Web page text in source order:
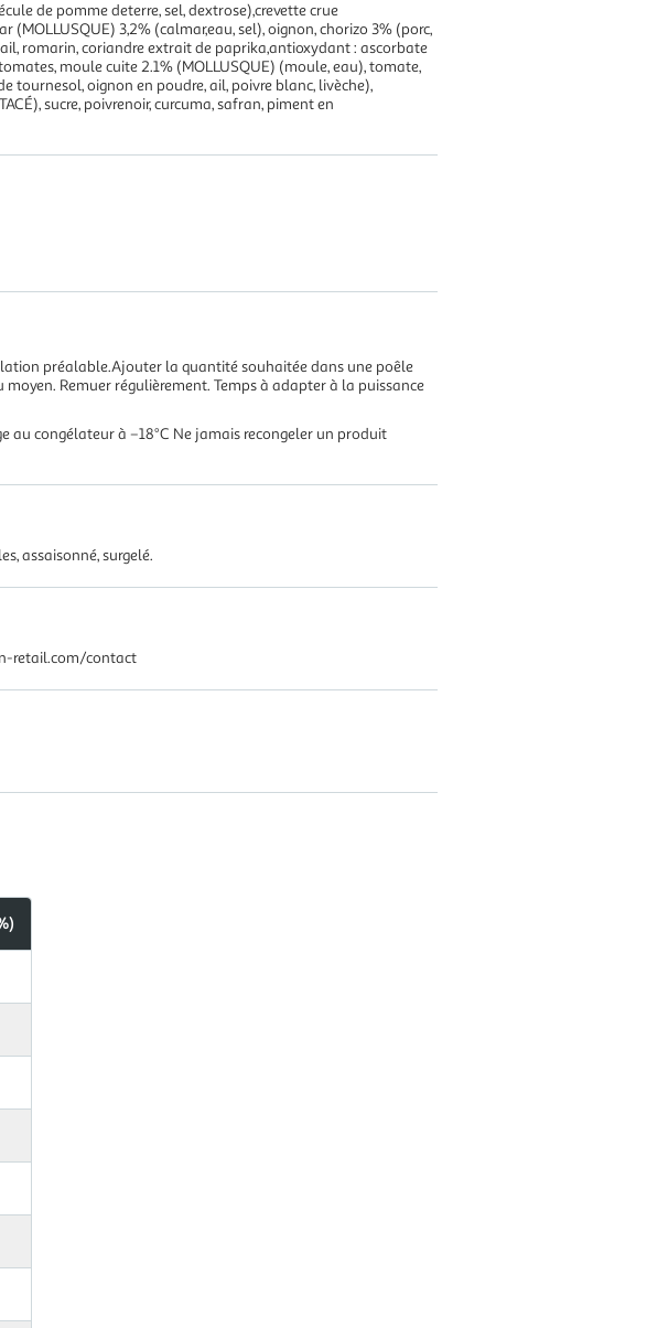
de pomme deterre, sel, dextrose),crevette crue
3,2% (calmar,eau, sel), oignon, chorizo 3% (porc,
romarin, coriandre extrait de paprika,antioxydant : ascorbate
moule cuite 2.1% (MOLLUSQUE) (moule, eau), tomate,
tournesol, oignon en poudre, ail, poivre blanc, livèche),
sucre, poivrenoir, curcuma, safran, piment en
préalable.Ajouter la quantité souhaitée dans une poêle
moyen. Remuer régulièrement. Temps à adapter à la puissance
au congélateur à –18°C Ne jamais recongeler un produit
assaisonné, surgelé.
retail.com/contact